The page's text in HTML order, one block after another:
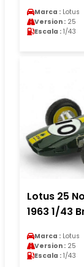
Marca : Lotus
Version : 25
Escala : 1/43
Lotus 25
1963 1/43
Marca : Lotus
Version : 25
Escala : 1/43